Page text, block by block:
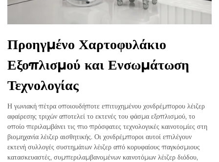
Προηγμένο Χαρτοφυλάκιο
Εξοπλισμού και Ενσωμάτωση
Τεχνολογίας
Η γωνιακή πέτρα οποιουδήποτε επιτυχημένου χονδρέμπορου λέιζερ
αφαίρεσης τριχών αποτελεί το εκτενές του φάσμα εξοπλισμού, το
οποίο περιλαμβάνει τις πιο πρόσφατες τεχνολογικές καινοτομίες στη
βιομηχανία λέιζερ αισθητικής. Οι χονδρέμποροι αυτοί επιλέγουν
εκτενή συλλογές συστημάτων λέιζερ από κορυφαίους παγκόσμιους
κατασκευαστές, συμπεριλαμβανομένων καινοτόμων λέιζερ διόδου,